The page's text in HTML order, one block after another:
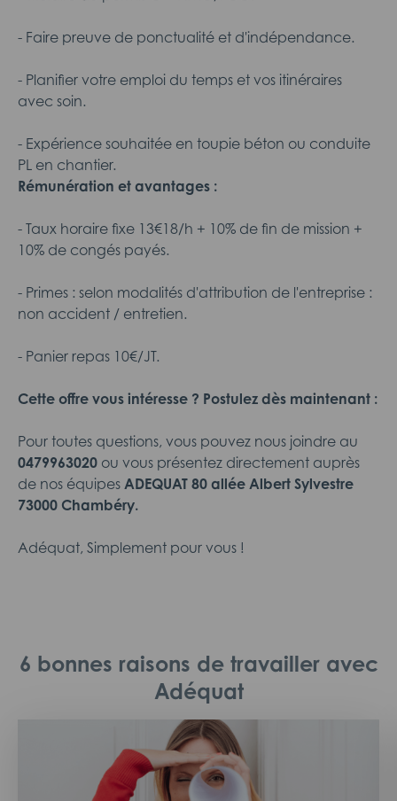
- Faire preuve de ponctualité et d'indépendance.
- Planifier votre emploi du temps et vos itinéraires
avec soin.
- Expérience souhaitée en toupie béton ou conduite
PL en chantier.
Rémunération et avantages :
- Taux horaire fixe 13€18/h + 10% de fin de mission +
10% de congés payés.
- Primes : selon modalités d'attribution de l'entreprise :
non accident / entretien.
- Panier repas 10€/JT.
Cette offre vous intéresse ? Postulez dès maintenant :
Pour toutes questions, vous pouvez nous joindre au
0479963020 ou vous présentez directement auprès
de nos équipes ADEQUAT 80 allée Albert Sylvestre
73000 Chambéry.
Adéquat, Simplement pour vous !
6 bonnes raisons de travailler avec
Adéquat